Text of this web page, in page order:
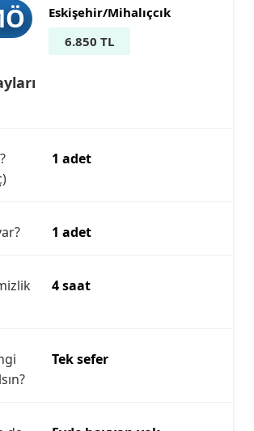
Eskişehir/Mihalıçcık
6.850 TL
1 adet
1 adet
4 saat
Tek sefer